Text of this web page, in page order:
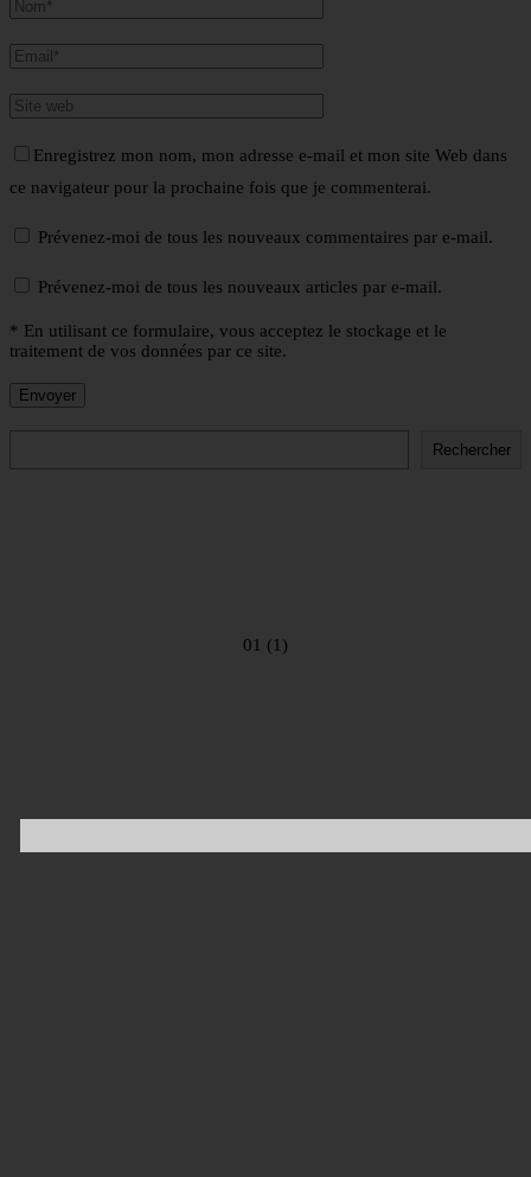
Enregistrez mon nom, mon adresse e-mail et mon site Web dans
ce navigateur pour la prochaine fois que je commenterai.
Prévenez-moi de tous les nouveaux commentaires par e-mail.
Prévenez-moi de tous les nouveaux articles par e-mail.
* En utilisant ce formulaire, vous acceptez le stockage et le
traitement de vos données par ce site.
Rechercher
01 (1)